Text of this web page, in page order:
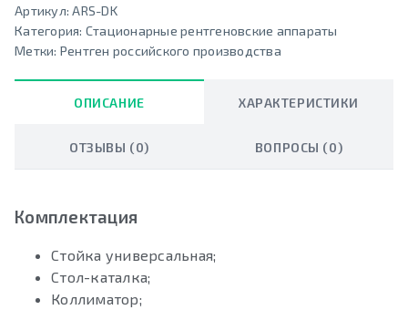
Артикул:ARS-DK
Категория: Стационарные рентгеновские аппараты
Метки: Рентген российского производства
ОПИСАНИЕ ХАРАКТЕРИСТИКИ
ОТЗЫВЫ (0) ВОПРОСЫ (0)
Комплектация
Стойка универсальная;
Стол-каталка;
Коллиматор;